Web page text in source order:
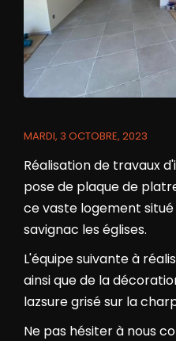
MARDI, 3 OCTOBRE, 2023
Réalisation de travaux
pose de plaque de
ce vaste logement
savignac les églises.
L'équipe suivante à
ainsi que de la
lazsure grisé sur la
Ne pas hésiter à nous